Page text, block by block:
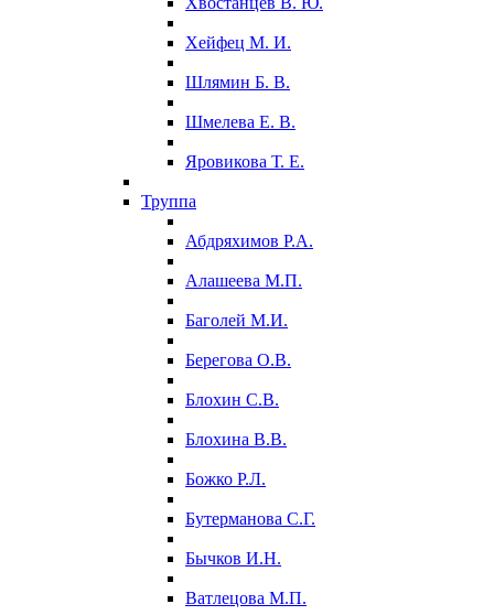
Хейфец М. И.
Шлямин Б. В.
Шмелева Е. В.
Яровикова Т. Е.
Труппа
Абдряхимов Р.А.
Алашеева М.П.
Баголей М.И.
Берегова О.В.
Блохин С.В.
Блохина В.В.
Божко Р.Л.
Бутерманова С.Г.
Бычков И.Н.
Ватлецова М.П.